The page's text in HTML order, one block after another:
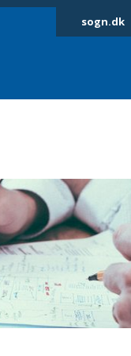
sogn.dk